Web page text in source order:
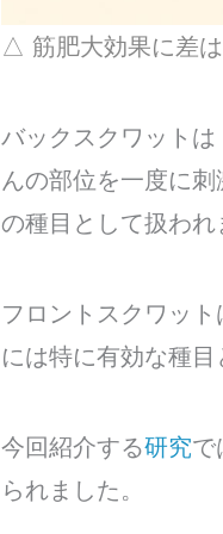
△ 筋肥大効果に差は
バックスクワット
んの部位を一度に
の種目として扱われ
フロントスクワッ
には特に有効な種目
今回紹介する研究で
られました。